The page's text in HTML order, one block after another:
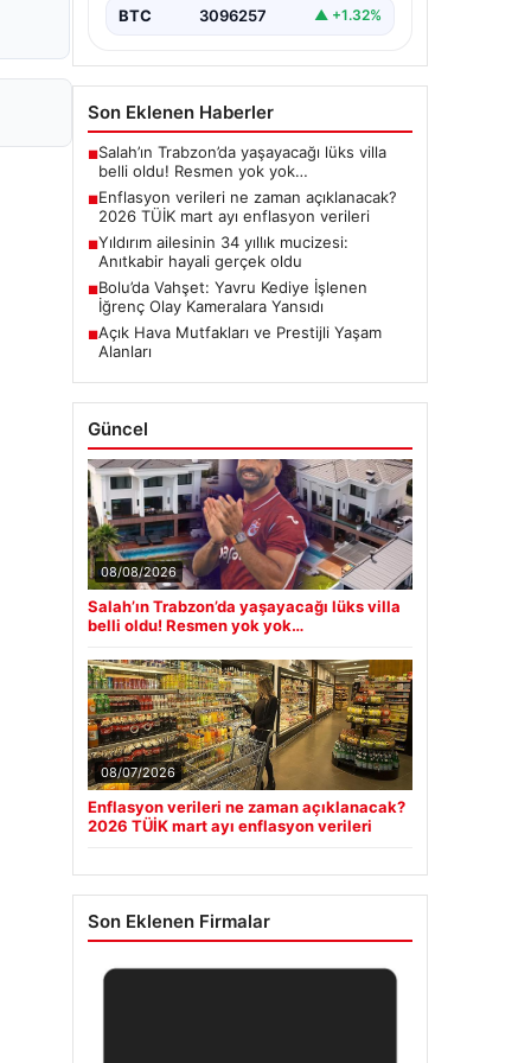
BTC 3096257 ▲ +1.32%
Son Eklenen Haberler
■Salah’ın Trabzon’da yaşayacağı lüks villa
belli oldu! Resmen yok yok…
■Enflasyon verileri ne zaman açıklanacak?
2026 TÜİK mart ayı enflasyon verileri
■Yıldırım ailesinin 34 yıllık mucizesi:
Anıtkabir hayali gerçek oldu
■Bolu’da Vahşet: Yavru Kediye İşlenen
İğrenç Olay Kameralara Yansıdı
■Açık Hava Mutfakları ve Prestijli Yaşam
Alanları
Güncel
08/08/2026
Salah’ın Trabzon’da yaşayacağı lüks villa
belli oldu! Resmen yok yok…
08/07/2026
Enflasyon verileri ne zaman açıklanacak?
2026 TÜİK mart ayı enflasyon verileri
Son Eklenen Firmalar